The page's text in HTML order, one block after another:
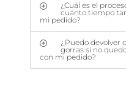
¿Cuál es el
cuánto tiempo
mi pedido?
¿Puedo devolver
gorras si no
con mi pedido?